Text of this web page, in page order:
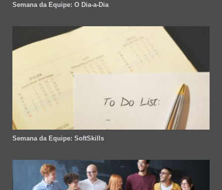
Semana da Equipe: O Dia-a-Dia
Semana da Equipe: SoftSkills